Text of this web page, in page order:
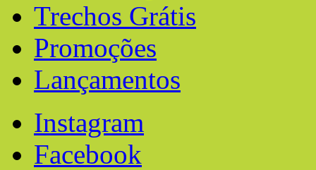
Trechos Grátis
Promoções
Lançamentos
Instagram
Facebook